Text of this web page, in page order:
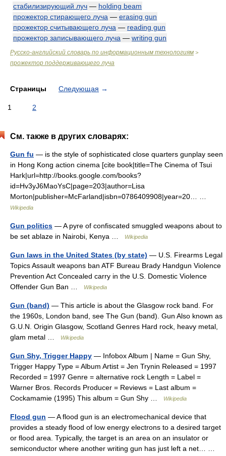
стабилизирующий луч — holding beam
прожектор стирающего луча — erasing gun
прожектор считывающего луча — reading gun
прожектор записывающего луча — writing gun
Русско-английский словарь по информационным технологиям >
прожектор поддерживающего луча
Страницы Следующая →
1 2
См. также в других словарях:
Gun fu — is the style of sophisticated close quarters gunplay seen
in Hong Kong action cinema [cite book|title=The Cinema of Tsui
Hark|url=http://books.google.com/books?
id=Hv3yJ6MaoYsC|page=203|author=Lisa
Morton|publisher=McFarland|isbn=0786409908|year=20… …
Wikipedia
Gun politics — A pyre of confiscated smuggled weapons about to
be set ablaze in Nairobi, Kenya …
Wikipedia
Gun laws in the United States (by state) — U.S. Firearms Legal
Topics Assault weapons ban ATF Bureau Brady Handgun Violence
Prevention Act Concealed carry in the U.S. Domestic Violence
Offender Gun Ban …
Wikipedia
Gun (band) — This article is about the Glasgow rock band. For
the 1960s, London band, see The Gun (band). Gun Also known as
G.U.N. Origin Glasgow, Scotland Genres Hard rock, heavy metal,
glam metal …
Wikipedia
Gun Shy, Trigger Happy — Infobox Album | Name = Gun Shy,
Trigger Happy Type = Album Artist = Jen Trynin Released = 1997
Recorded = 1997 Genre = alternative rock Length = Label =
Warner Bros. Records Producer = Reviews = Last album =
Cockamamie (1995) This album = Gun Shy …
Wikipedia
Flood gun — A flood gun is an electromechanical device that
provides a steady flood of low energy electrons to a desired target
or flood area. Typically, the target is an area on an insulator or
semiconductor where another writing gun has just left a net… …